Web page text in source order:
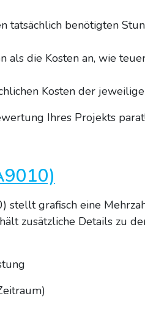
tatsächlich benötigten
als die Kosten an, wie
Kosten der
Ihres Projekts
grafisch eine
zusätzliche Details zu